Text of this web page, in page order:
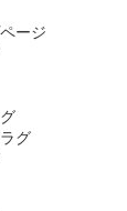
ージ
グ